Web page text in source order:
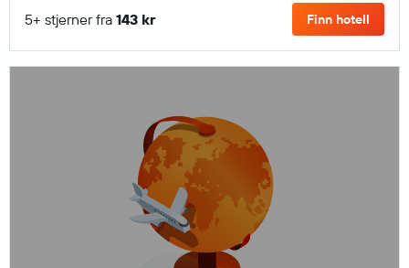
5+ stjerner fra 143 kr Finn hotell